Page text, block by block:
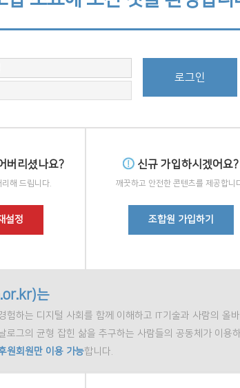
버리셨나요?
해 드립니다.
설정
신규 가입하시겠어요?
깨끗하고 안전한 콘텐츠를 제공합니
조합원 가입하기
는
험하는 디지털 사회를 함께 이해하고 IT기술과 사람의 올
로그의 균형 잡힌 삶을 추구하는 사람들의 공동체가 이용
원회원만 이용 가능합니다.